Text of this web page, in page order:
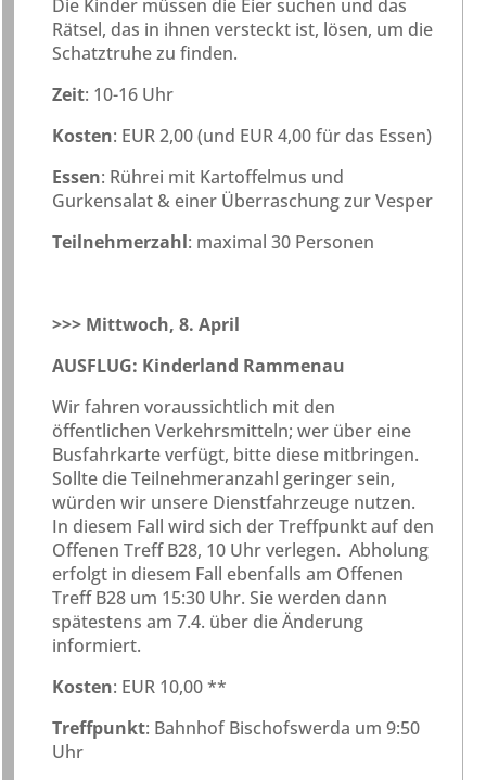
Die Kinder müssen die Eier suchen und das
Rätsel, das in ihnen versteckt ist, lösen, um die
Schatztruhe zu finden.
Zeit: 10-16 Uhr
Kosten: EUR 2,00 (und EUR 4,00 für das Essen)
Essen: Rührei mit Kartoffelmus und
Gurkensalat & einer Überraschung zur Vesper
Teilnehmerzahl: maximal 30 Personen
>>> Mittwoch, 8. April
AUSFLUG: Kinderland Rammenau
Wir fahren voraussichtlich mit den
öffentlichen Verkehrsmitteln; wer über eine
Busfahrkarte verfügt, bitte diese mitbringen.
Sollte die Teilnehmeranzahl geringer sein,
würden wir unsere Dienstfahrzeuge nutzen.
In diesem Fall wird sich der Treffpunkt auf den
Offenen Treff B28, 10 Uhr verlegen. Abholung
erfolgt in diesem Fall ebenfalls am Offenen
Treff B28 um 15:30 Uhr. Sie werden dann
spätestens am 7.4. über die Änderung
informiert.
Kosten: EUR 10,00 **
Treffpunkt: Bahnhof Bischofswerda um 9:50
Uhr